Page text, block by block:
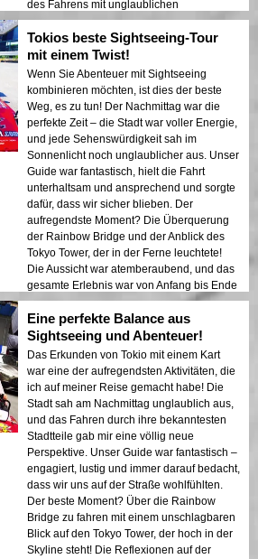
des Fahrens mit unglaublichen
Sehenswürdigkeiten. Ich kann dies jedem
empfehlen, der Tokio auf eine
unterhaltsame und aufregende Weise
erkunden möchte!
Tokios beste Sightseeing-Tour
mit einem Twist!
Wenn Sie Abenteuer mit Sightseeing
kombinieren möchten, ist dies der beste
Weg, es zu tun! Der Nachmittag war die
perfekte Zeit – die Stadt war voller Energie,
und jede Sehenswürdigkeit sah im
Sonnenlicht noch unglaublicher aus. Unser
Guide war fantastisch, hielt die Fahrt
unterhaltsam und ansprechend und sorgte
dafür, dass wir sicher blieben. Der
aufregendste Moment? Die Überquerung
der Rainbow Bridge und der Anblick des
Tokyo Tower, der in der Ferne leuchtete!
Die Aussicht war atemberaubend, und das
gesamte Erlebnis war von Anfang bis Ende
nahtlos. Ich kann diese Tour jedem
empfehlen, der Tokio besucht!
Eine perfekte Balance aus
Sightseeing und Abenteuer!
Das Erkunden von Tokio mit einem Kart
war eine der aufregendsten Aktivitäten, die
ich auf meiner Reise gemacht habe! Die
Stadt sah am Nachmittag unglaublich aus,
und das Fahren durch ihre bekanntesten
Stadtteile gab mir eine völlig neue
Perspektive. Unser Guide war fantastisch –
engagiert, lustig und immer darauf bedacht,
dass wir uns auf der Straße wohlfühlten.
Der beste Moment? Über die Rainbow
Bridge zu fahren mit einem unschlagbaren
Blick auf den Tokyo Tower, der hoch in der
Skyline steht! Die Reflexionen auf der